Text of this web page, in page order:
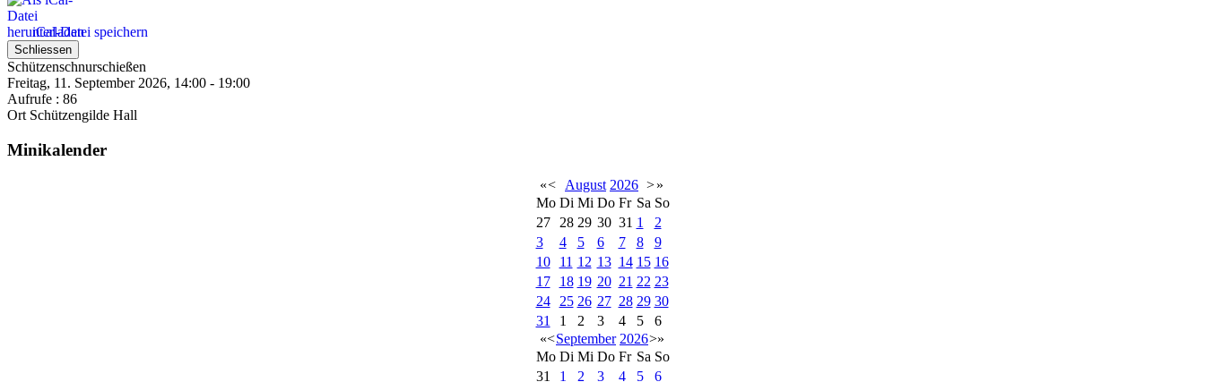
iCal-Datei speichern
Schliessen
Schützenschnurschießen
Freitag, 11. September 2026, 14:00 - 19:00
Aufrufe : 86
Ort Schützengilde Hall
Minikalender
«< August 2026 >»
Mo Di Mi Do Fr Sa So
27
28 29 30 31 1
2
3
4 5 6 7 8
9
10
11 12 13 14 15 16
17
18 19 20 21 22 23
24
25 26 27 28 29 30
31
1 2 3 4 5
6
«<September 2026>»
Mo Di Mi Do Fr Sa So
31
1 2 3 4 5 6